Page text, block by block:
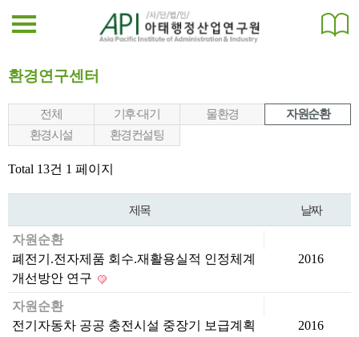
환경연구센터
전체 기후·대기 물환경
자원순환
환경시설
환경컨설팅
Total 13건 1 페이지
제목 날짜
자원순환
폐전기.전자제품 회수.재활용실적 인정체계
개선방안 연구
2016
자원순환
전기자동차 공공 충전시설 중장기 보급계획
2016